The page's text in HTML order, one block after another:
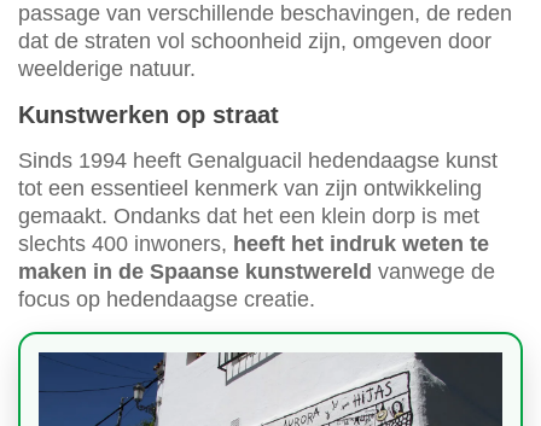
passage van verschillende beschavingen, de reden
dat de straten vol schoonheid zijn, omgeven door
weelderige natuur.
Kunstwerken op straat
Sinds 1994 heeft Genalguacil hedendaagse kunst
tot een essentieel kenmerk van zijn ontwikkeling
gemaakt. Ondanks dat het een klein dorp is met
slechts 400 inwoners, heeft het indruk weten te
maken in de Spaanse kunstwereld vanwege de
focus op hedendaagse creatie.